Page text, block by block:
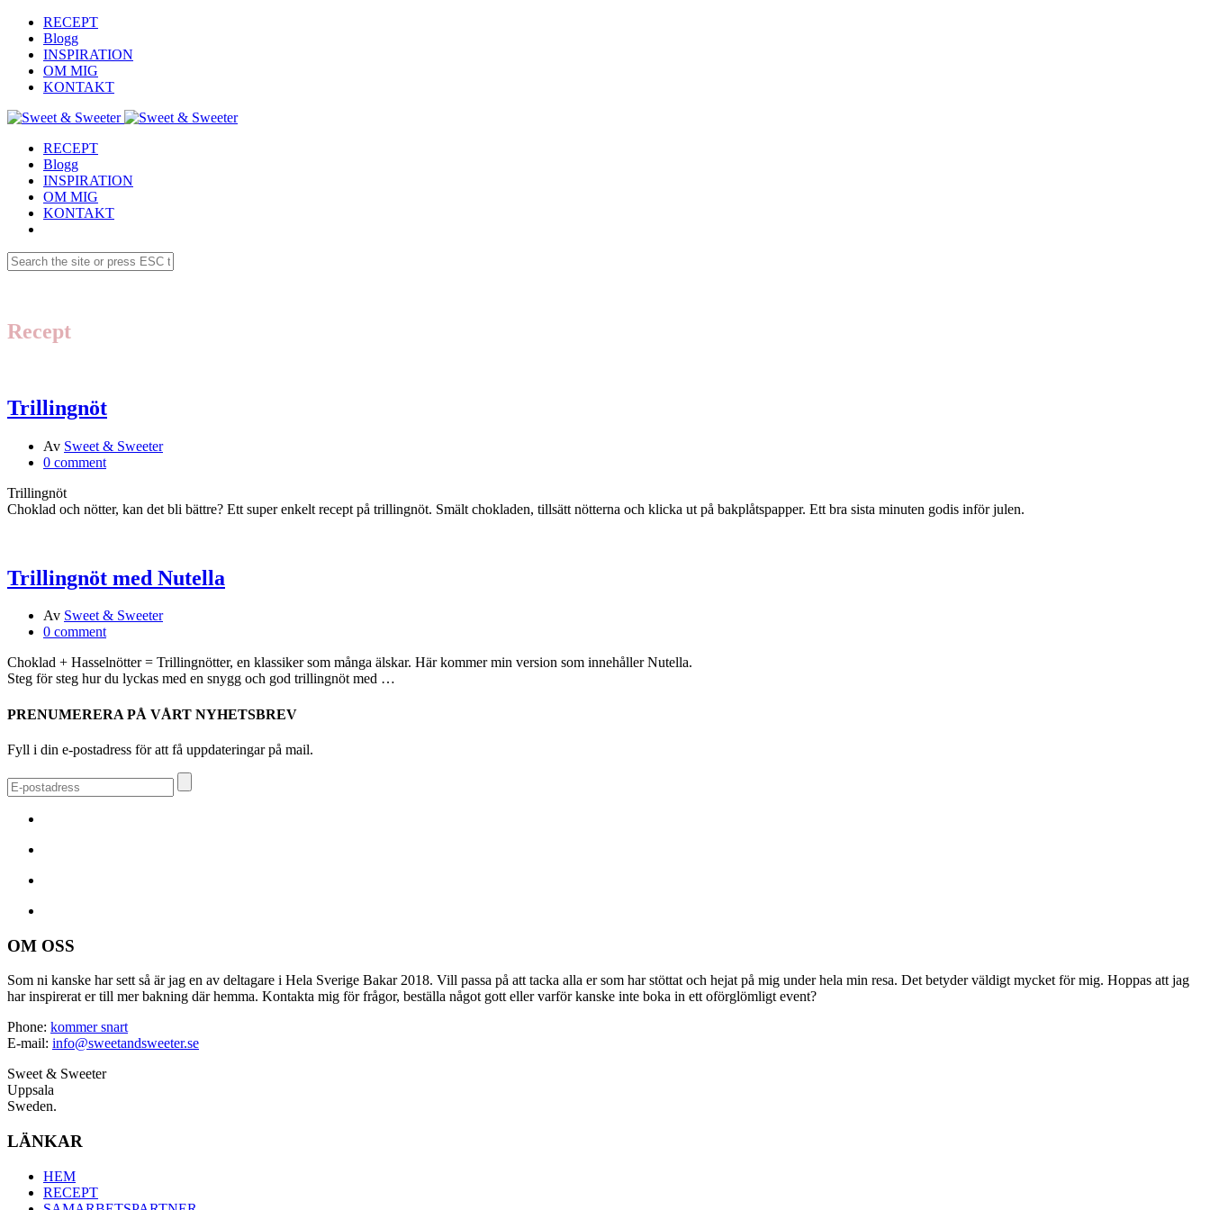
RECEPT
Blogg
INSPIRATION
OM MIG
KONTAKT
RECEPT
Blogg
INSPIRATION
OM MIG
KONTAKT
Recept
Trillingnöt
Av Sweet & Sweeter
0 comment
Trillingnöt
Choklad och nötter, kan det bli bättre? Ett super enkelt recept på trillingnöt. Smält chokladen, tillsätt nötterna och klicka ut på bakplåtspapper. Ett bra sista minuten godis inför julen.
Trillingnöt med Nutella
Av Sweet & Sweeter
0 comment
Choklad + Hasselnötter = Trillingnötter, en klassiker som många älskar. Här kommer min version som innehåller Nutella.
Steg för steg hur du lyckas med en snygg och god trillingnöt med …
PRENUMERERA PÅ VÅRT NYHETSBREV
Fyll i din e-postadress för att få uppdateringar på mail.
OM OSS
Som ni kanske har sett så är jag en av deltagare i Hela Sverige Bakar 2018. Vill passa på att tacka alla er som har stöttat och hejat på mig under hela min resa. Det betyder väldigt mycket för mig. Hoppas att jag
har inspirerat er till mer bakning där hemma. Kontakta mig för frågor, beställa något gott eller varför kanske inte boka in ett oförglömligt event?
Phone: kommer snart
E-mail: info@sweetandsweeter.se
Sweet & Sweeter
Uppsala
Sweden.
LÄNKAR
HEM
RECEPT